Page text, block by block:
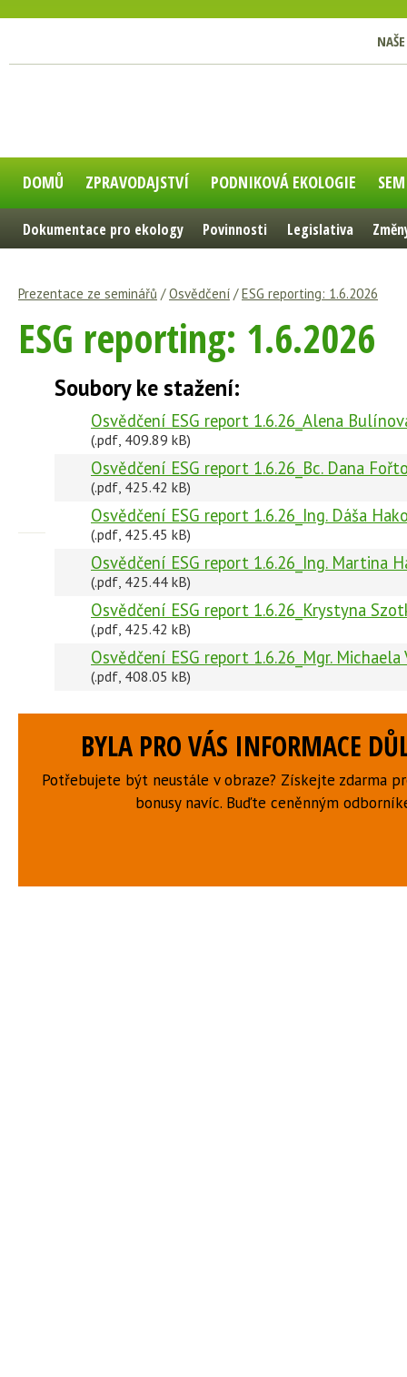
DOMŮ ZPRAVODAJSTVÍ PODNIKOVÁ EKOLOGIE
Dokumentace pro ekology Povinnosti Legislativa
Prezentace ze seminářů /Osvědčení /ESG reporting: 1.6.2026
ESG reporting: 1.6.2026
Soubory ke stažení:
Osvědčení ESG report 1.6.26_Alena
(.pdf, 409.89 kB)
Osvědčení ESG report 1.6.26_Bc. Dana
(.pdf, 425.42 kB)
Osvědčení ESG report 1.6.26_Ing. Dáša
(.pdf, 425.45 kB)
Osvědčení ESG report 1.6.26_Ing. Martina
(.pdf, 425.44 kB)
Osvědčení ESG report 1.6.26_Krystyna
(.pdf, 425.42 kB)
Osvědčení ESG report 1.6.26_Mgr.
(.pdf, 408.05 kB)
BYLA PRO VÁS INFORMACE
Potřebujete být neustále v obraze? Získejte zdarma
bonusy navíc. Buďte ceněnným